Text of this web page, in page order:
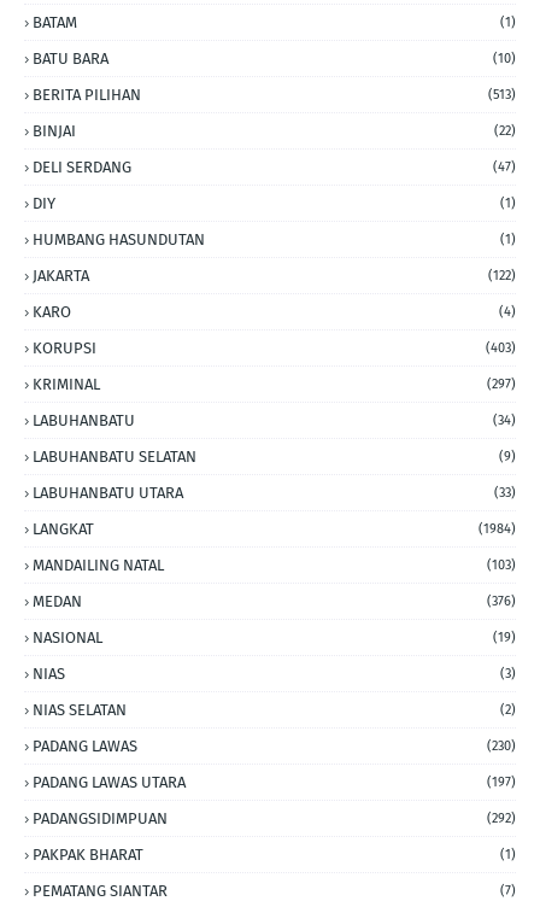
BATAM (1)
BATU BARA (10)
BERITA PILIHAN (513)
BINJAI (22)
DELI SERDANG (47)
DIY (1)
HUMBANG HASUNDUTAN (1)
JAKARTA (122)
KARO (4)
KORUPSI (403)
KRIMINAL (297)
LABUHANBATU (34)
LABUHANBATU SELATAN (9)
LABUHANBATU UTARA (33)
LANGKAT (1984)
MANDAILING NATAL (103)
MEDAN (376)
NASIONAL (19)
NIAS (3)
NIAS SELATAN (2)
PADANG LAWAS (230)
PADANG LAWAS UTARA (197)
PADANGSIDIMPUAN (292)
PAKPAK BHARAT (1)
PEMATANG SIANTAR (7)